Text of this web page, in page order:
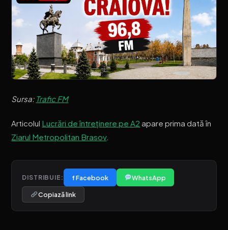
Sursa: Trafic FM
Articolul Lucrări de întreținere pe A2 apare prima dată în
Ziarul Metropolitan Brasov.
DISTRIBUIE: f Facebook WhatsApp
Copiază link